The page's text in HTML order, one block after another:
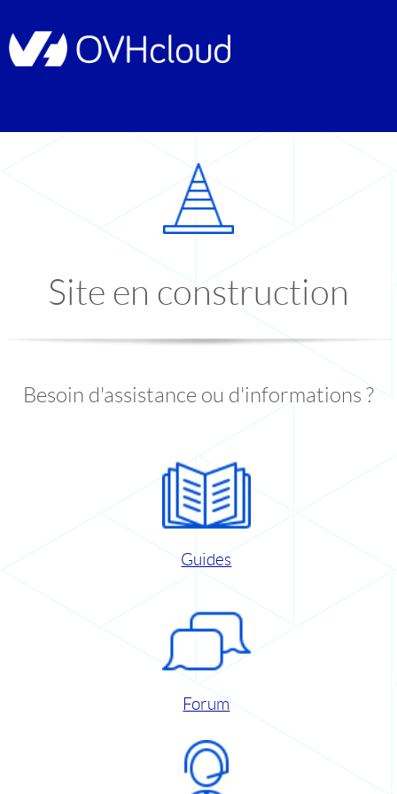
Site en construction
Besoin d'assistance ou d'informations ?
Guides
Forum